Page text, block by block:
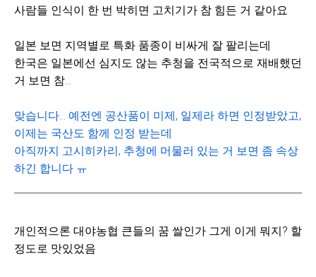
사람들 인식이 한 번 박히면 고치기가 참 힘든 거 같아요
일본 보면 지역별로 특화 품종이 비싸게 잘 팔리는데
한국은 일본에선 심지도 않는 추청을 전국적으로 재배했던
거 보면 참...
맞습니다... 예전엔 공산품이 미제, 일제라 하면 인정받았고,
이제는 국산도 함께 인정 받는데
아직까지 고시히카리, 추청에 머물러 있는 거 보면 좀 속상
하긴 합니다 ㅠ
개인적으론 대야농협 큰들의 꿈 쌀인가 그게 이게 뭐지? 할
정도로 맛있었음